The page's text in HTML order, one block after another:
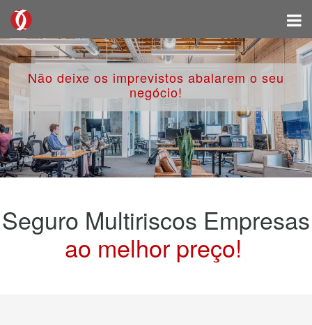
Não deixe os imprevistos abalarem o seu
negócio!
Seguro Multiriscos Empresas
ao melhor preço!